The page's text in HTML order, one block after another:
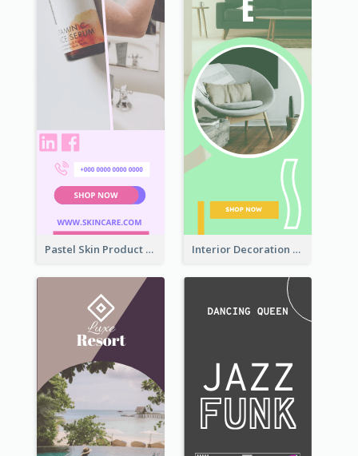
Pastel Skin Product Wide Skyscraper Banner Design Interior Decoration Discount Wide Skyscraper Banner